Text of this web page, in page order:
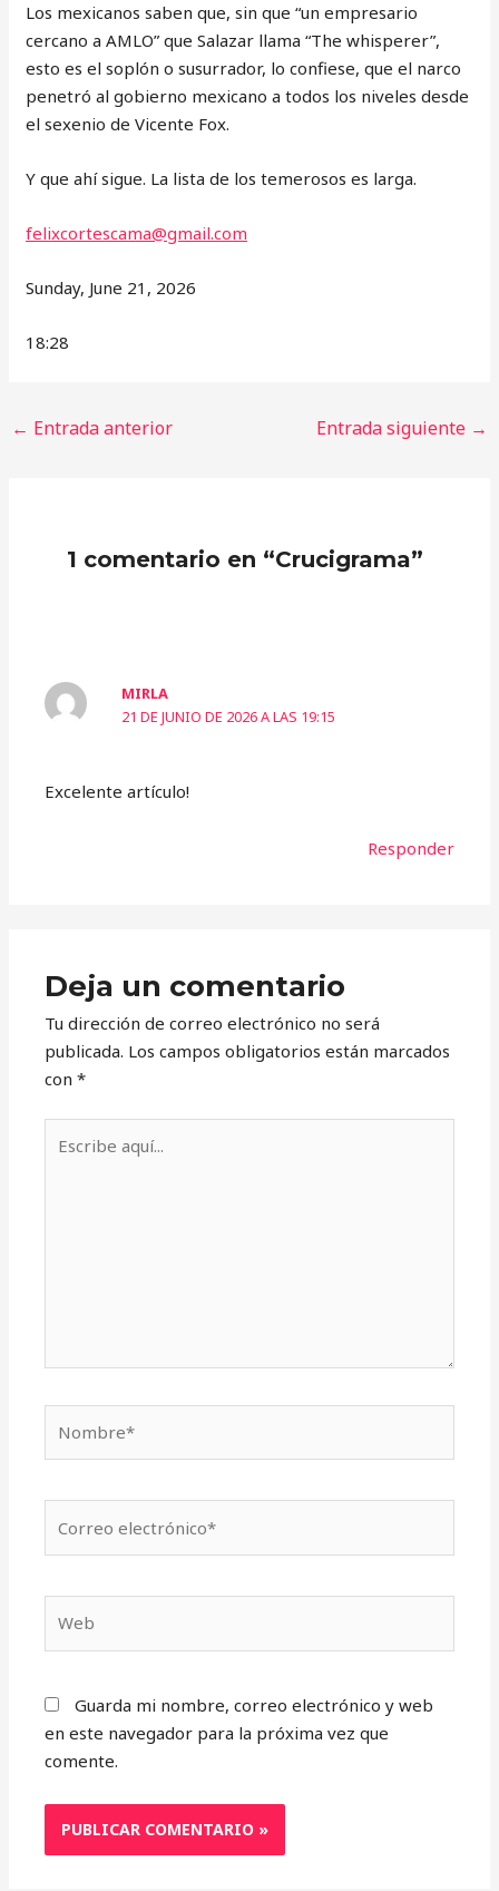
Los mexicanos saben que, sin que “un empresario
cercano a AMLO” que Salazar llama “The whisperer”,
esto es el soplón o susurrador, lo confiese, que el narco
penetró al gobierno mexicano a todos los niveles desde
el sexenio de Vicente Fox.
Y que ahí sigue. La lista de los temerosos es larga.
felixcortescama@gmail.com
Sunday, June 21, 2026
18:28
← Entrada anterior Entrada siguiente →
1 comentario en “Crucigrama”
MIRLA
21 DE JUNIO DE 2026 A LAS 19:15
Excelente artículo!
Responder
Deja un comentario
Tu dirección de correo electrónico no será
publicada. Los campos obligatorios están marcados
con*
aquí...
electrónico*
Guarda mi nombre, correo electrónico y web
en este navegador para la próxima vez que
comente.